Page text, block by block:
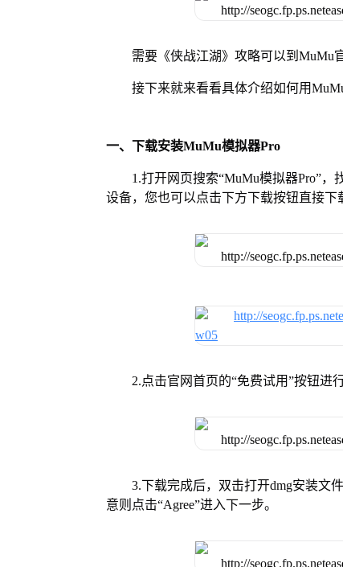
需要《侠战江湖》攻略可以到MuMu
接下来就来看看具体介绍如何用
一、下载安装MuMu模拟器Pro
1.打开网页搜索“MuMu模拟器Pro”
设备，您也可以点击下方下载按钮直接下
2.点击官网首页的“免费试用”按钮进
3.下载完成后，双击打开dmg安装文
意则点击“Agree”进入下一步。